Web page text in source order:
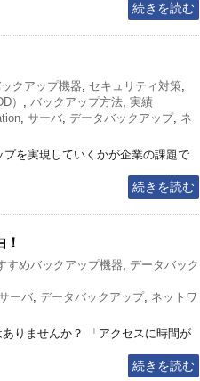
続きを読む
クアップ機器, セキュリティ対策,
） , バックアップ方法, 実績
, サーバ, データバックアップ, ネ
を実現していくかが企業の課題で
続きを読む
すめバックアップ機器, データバック
ーバ, データバックアップ, ネットワ
りませんか？ 「アクセスに時間が
続きを読む